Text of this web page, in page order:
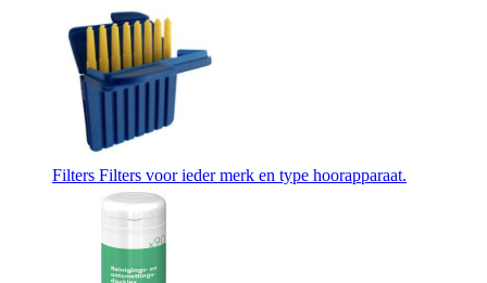
Filters Filters voor ieder merk en type hoorapparaat.